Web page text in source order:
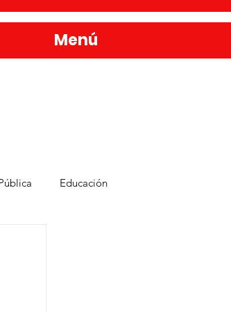
Educación
y Desarrollo Social
Menú